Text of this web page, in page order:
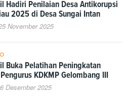
Hadiri Penilaian Desa Antikorupsi
2025 di Desa Sungai Intan
November 2025
Buka Pelatihan Peningkatan
KDKMP Gelombang III
Desember 2025